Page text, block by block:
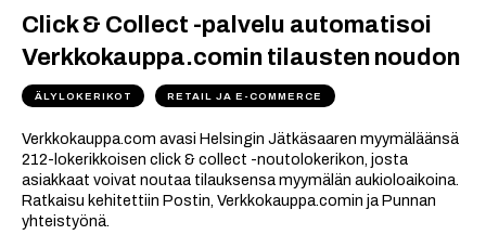
Click & Collect -palvelu automatisoi
Verkkokauppa.comin tilausten noudon
ÄLYLOKERIKOT RETAIL JA E-COMMERCE
Verkkokauppa.com avasi Helsingin Jätkäsaaren myymäläänsä
212-lokerikkoisen click & collect -noutolokerikon, josta
asiakkaat voivat noutaa tilauksensa myymälän aukioloaikoina.
Ratkaisu kehitettiin Postin, Verkkokauppa.comin ja Punnan
yhteistyönä.